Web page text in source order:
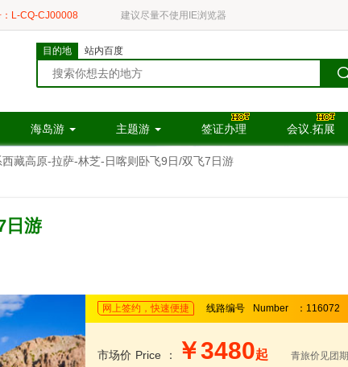
L-CQ-CJ00008 建议尽量不使用IE浏览器
目的地 站内百度
海岛游 主题游 签证办理 会议.拓展
西藏高原-拉萨-林芝-日喀则卧飞9日/双飞7日游
日游
网上签约，快速便捷 线路编号 Number ：116072
市场价 Price ： ￥3480起 青旅价见团期